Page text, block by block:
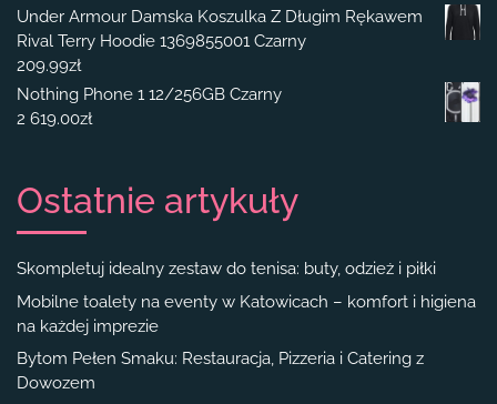
Under Armour Damska Koszulka Z Długim Rękawem
Rival Terry Hoodie 1369855001 Czarny
209.99zł
Nothing Phone 1 12/256GB Czarny
2 619.00zł
Ostatnie artykuły
Skompletuj idealny zestaw do tenisa: buty, odzież i piłki
Mobilne toalety na eventy w Katowicach – komfort i higiena
na każdej imprezie
Bytom Pełen Smaku: Restauracja, Pizzeria i Catering z
Dowozem